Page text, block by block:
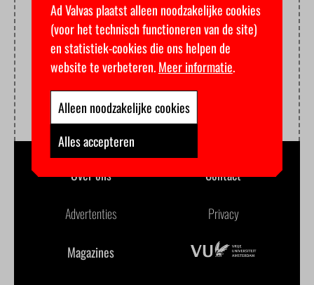
Over ons Contact
Advertenties Privacy
Magazines
Ad Valvas plaatst alleen noodzakelijke cookies
(voor het technisch functioneren van de site)
en statistiek-cookies die ons helpen de
website te verbeteren.Meer informatie.
Alleen noodzakelijke cookies
Alles accepteren